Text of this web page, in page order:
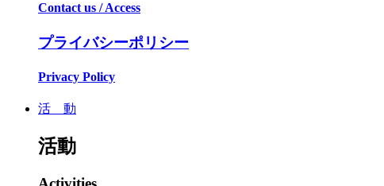
Contact us / Access
プライバシーポリシー
Privacy Policy
活 動
活動